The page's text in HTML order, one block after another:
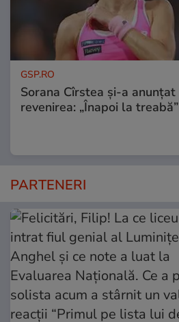
GSP.RO
Sorana Cîrstea și-a anunțat
revenirea: „Înapoi la treabă”
PARTENERI